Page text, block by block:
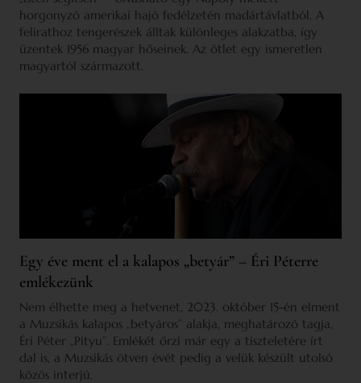
horgonyzó amerikai hajó fedélzetén madártávlatból. A
felirathoz tengerészek álltak különleges alakzatba, így
üzentek 1956 magyar hőseinek. Az ötlet egy ismeretlen
magyartól származott.
Egy éve ment el a kalapos „betyár” – Éri Péterre
emlékezünk
Nem élhette meg a hetvenet, 2023. október 15-én elment
a Muzsikás kalapos „betyáros” alakja, meghatározó tagja,
Éri Péter „Pityu”. Emlékét őrzi már egy a tiszteletére írt
dal is, a Muzsikás ötven évét pedig a velük készült utolsó
közös interjú.